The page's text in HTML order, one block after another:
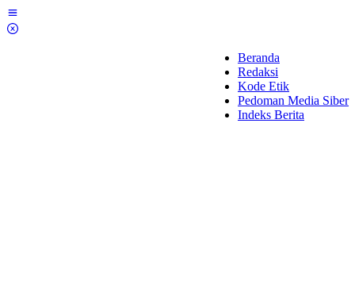
Lewati
ke
Beranda
Redaksi
Kode Etik
Pedoman Media Siber
Indeks Berita